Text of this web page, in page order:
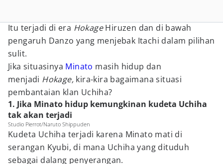
Itu terjadi di era HokageHiruzen dan di bawah
pengaruh Danzo yang menjebak Itachi dalam pilihan
sulit.
Jika situasinya Minato masih hidup dan
menjadi Hokage, kira-kira bagaimana situasi
pembantaian klan Uchiha?
1. Jika Minato hidup kemungkinan kudeta Uchiha
tak akan terjadi
Studio Pierrot/Naruto Shippuden
Kudeta Uchiha terjadi karena Minato mati di
serangan Kyubi, di mana Uchiha yang dituduh
sebagai dalang penyerangan.